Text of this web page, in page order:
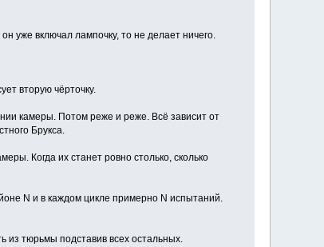
уже включал лампочку, то не делает ничего.
вторую чёрточку.
камеры. Потом реже и реже. Всё зависит от
Брукса.
Когда их станет ровно столько, сколько
N и в каждом цикле примерно N испытаний.
тюрьмы подставив всех остальных.